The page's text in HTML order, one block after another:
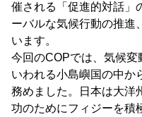
催される「促進的対話」
ーバルな気候行動の推進
います。
今回のCOPでは、気候変
いわれる小島嶼国の中か
務めました。日本は大洋
功のためにフィジーを積